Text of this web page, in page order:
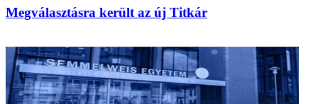
Megválasztásra került az új Titkár